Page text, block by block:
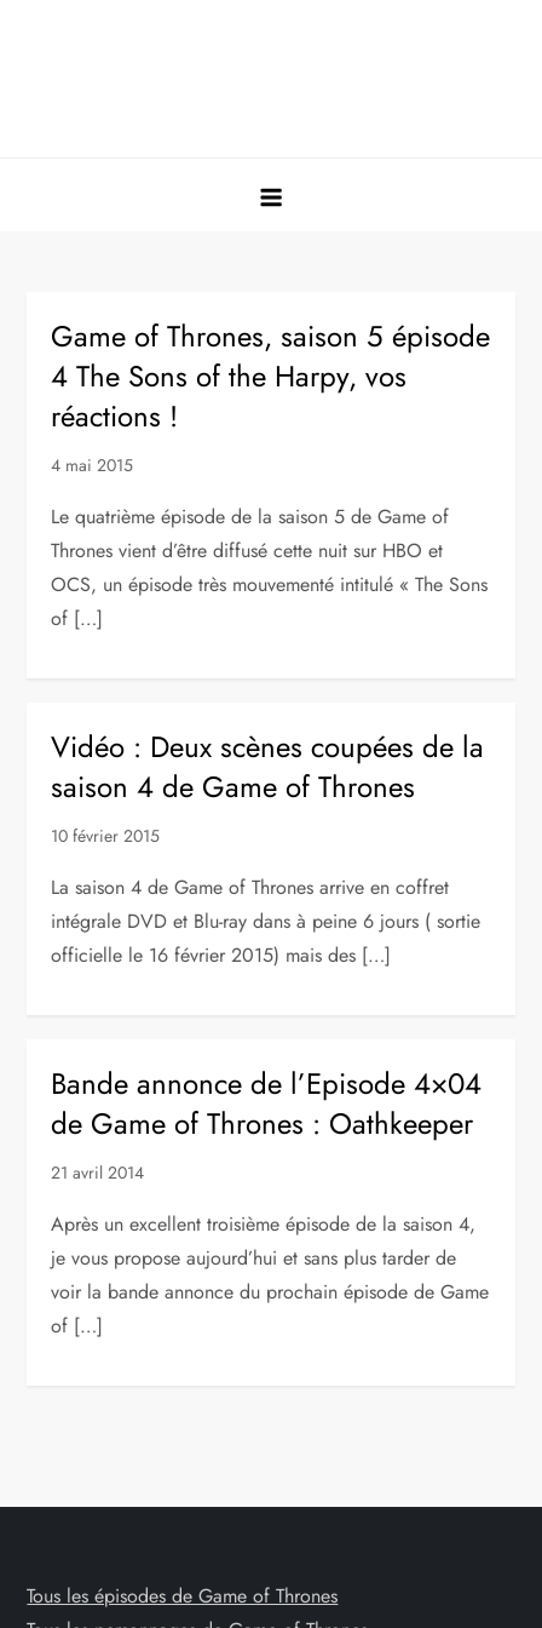
Game of Thrones, saison 5 épisode
4 The Sons of the Harpy, vos
réactions !
4 mai 2015
Le quatrième épisode de la saison 5 de Game of
Thrones vient d’être diffusé cette nuit sur HBO et
OCS, un épisode très mouvementé intitulé « The Sons
of […]
Vidéo : Deux scènes coupées de la
saison 4 de Game of Thrones
10 février 2015
La saison 4 de Game of Thrones arrive en coffret
intégrale DVD et Blu-ray dans à peine 6 jours ( sortie
officielle le 16 février 2015) mais des […]
Bande annonce de l’Episode 4×04
de Game of Thrones : Oathkeeper
21 avril 2014
Après un excellent troisième épisode de la saison 4,
je vous propose aujourd’hui et sans plus tarder de
voir la bande annonce du prochain épisode de Game
of […]
Tous les épisodes de Game of Thrones